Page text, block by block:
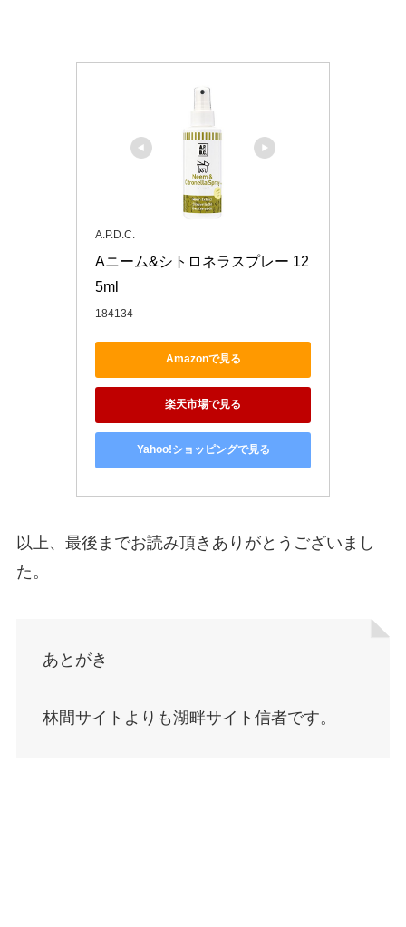
A.P.D.C.
Aニーム&シトロネラスプレー 12
5ml
184134
Amazonで見る
楽天市場で見る
Yahoo!ショッピングで見る
以上、最後までお読み頂きありがとうございまし
た。
あとがき
林間サイトよりも湖畔サイト信者です。